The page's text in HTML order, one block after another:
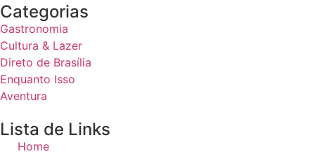
Categorias
Gastronomia
Cultura & Lazer
Direto de Brasília
Enquanto Isso
Aventura
Lista de Links
Home